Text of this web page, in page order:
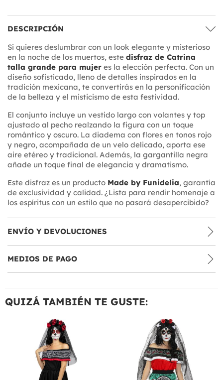
DESCRIPCIÓN
Si quieres deslumbrar con un look elegante y misterioso
en la noche de los muertos, este disfraz de Catrina
talla grande para mujer es la elección perfecta. Con un
diseño sofisticado, lleno de detalles inspirados en la
tradición mexicana, te convertirás en la personificación
de la belleza y el misticismo de esta festividad.
El conjunto incluye un vestido largo con volantes y top
ajustado al pecho realzando la figura con un toque
romántico y oscuro. La diadema con flores en tonos rojo
y negro, acompañada de un velo delicado, aporta ese
aire etéreo y tradicional. Además, la gargantilla negra
añade un toque final de elegancia y dramatismo.
Este disfraz es un producto Made by Funidelia, garantía
de exclusividad y calidad. ¿Lista para rendir homenaje a
los espíritus con un estilo que no pasará desapercibido?
ENVÍO Y DEVOLUCIONES
MEDIOS DE PAGO
QUIZÁ TAMBIÉN TE GUSTE: